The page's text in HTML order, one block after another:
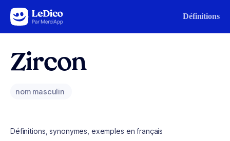
Aller au contenu Définitions
Zircon
nom masculin
Définitions, synonymes, exemples en français